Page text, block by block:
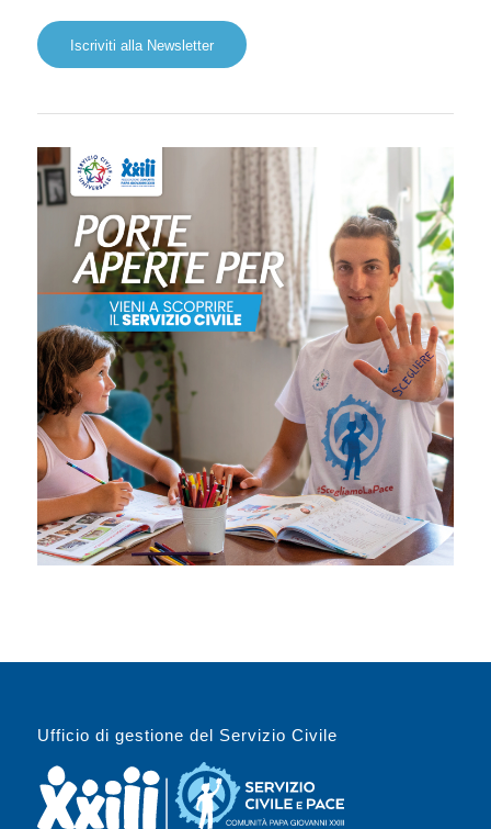
Iscriviti alla Newsletter
Ufficio di gestione del Servizio Civile